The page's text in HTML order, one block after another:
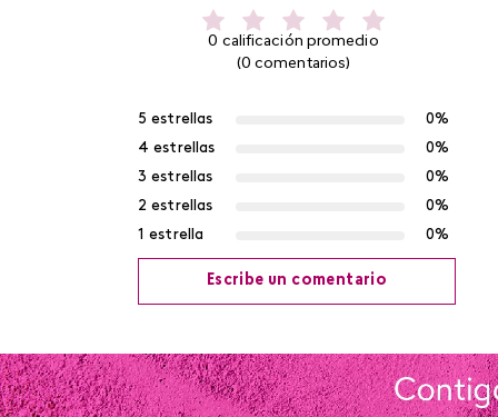
0 calificación promedio
(0 comentarios)
5 estrellas
0%
4 estrellas
0%
3 estrellas
0%
2 estrellas
0%
1 estrella
0%
Escribe un comentario
Agregar comentario
Título